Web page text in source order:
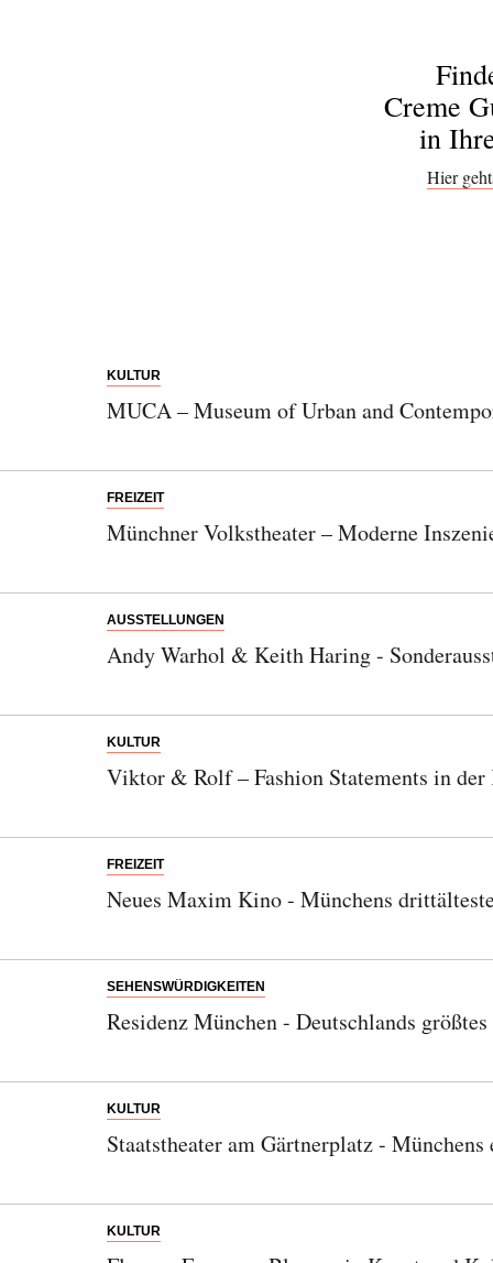
Creme
in
Hier
KULTUR
MUCA – Museum of Urban and
FREIZEIT
Münchner Volkstheater – Moderne
AUSSTELLUNGEN
Andy Warhol & Keith Haring -
KULTUR
Viktor & Rolf – Fashion Statements in der
FREIZEIT
Neues Maxim Kino - Münchens
SEHENSWÜRDIGKEITEN
Residenz München - Deutschlands
KULTUR
Staatstheater am Gärtnerplatz -
KULTUR